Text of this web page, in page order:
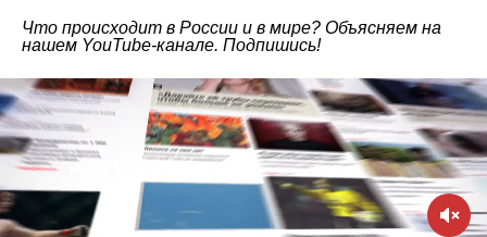
Что происходит в России и в мире? Объясняем на
нашем YouTube-канале. Подпишись!